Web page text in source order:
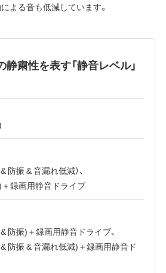
よる音も低減しています。
粛性を表す「静音レベル」
振 & 音漏れ低減）、
録画用静音ドライブ
防振)＋録画用静音ドライブ、
防振 & 音漏れ低減)＋録画用静音ド